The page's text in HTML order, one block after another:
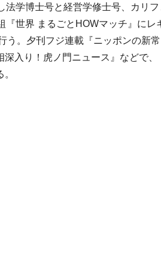
法学博士号と経営学修士号、カリ
『世界 まるごとHOWマッチ』にレ
う。夕刊フジ連載『ニッポンの新常
入り！虎ノ門ニュース』などで、